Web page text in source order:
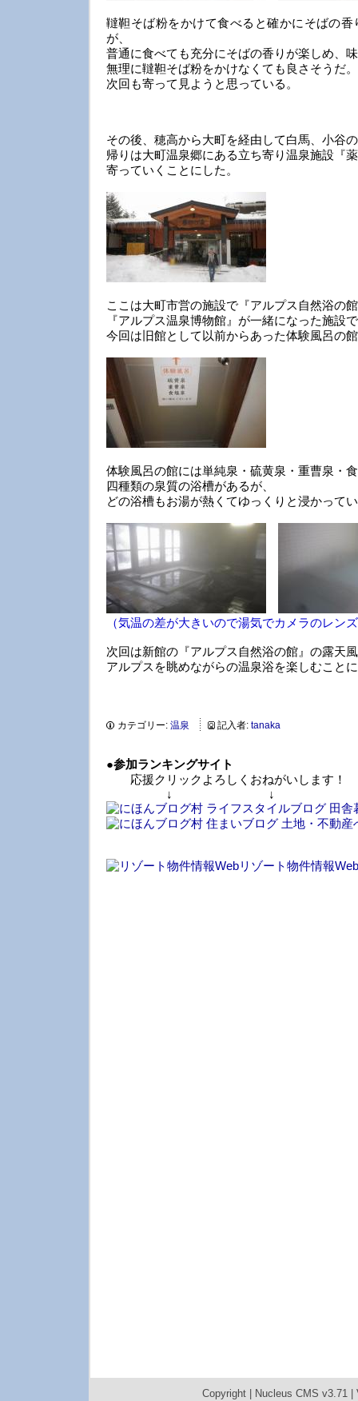
韃靼そば粉をかけて食べると確かにそばの
が、
普通に食べても充分にそばの香りが楽しめ、
無理に韃靼そば粉をかけなくても良さそうだ
次回も寄って見ようと思っている。
その後、穂高から大町を経由して白馬、小谷
帰りは大町温泉郷にある立ち寄り温泉施設『
寄っていくことにした。
ここは大町市営の施設で『アルプス自然浴の
『アルプス温泉博物館』が一緒になった施設
今回は旧館として以前からあった体験風呂の
体験風呂の館には単純泉・硫黄泉・重曹泉・
四種類の泉質の浴槽があるが、
どの浴槽もお湯が熱くてゆっくりと浸かって
（気温の差が大きいので湯気でカメラのレン
次回は新館の『アルプス自然浴の館』の露天
アルプスを眺めながらの温泉浴を楽しむこと
カテゴリー: 温泉 記入者: tanaka
●参加ランキングサイト
応援クリックよろしくおねがいします！
↓ ↓
リゾート物件情報
Copyright | Nucleus CMS v3.71